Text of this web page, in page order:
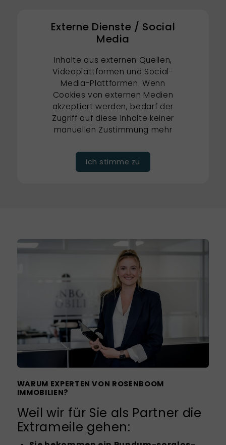
Externe Dienste / Social
Media
Inhalte aus externen Quellen,
Videoplattformen und Social-
Media-Plattformen. Wenn
Cookies von externen Medien
akzeptiert werden, bedarf der
Zugriff auf diese Inhalte keiner
manuellen Zustimmung mehr
Ich stimme zu
WARUM EXPERTEN VON ROSENBOOM
IMMOBILIEN?
Weil wir für Sie als Partner die
Extrameile gehen: